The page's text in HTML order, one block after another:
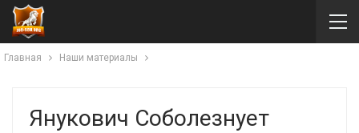
Главная Наши материалы
Янукович Соболезнует